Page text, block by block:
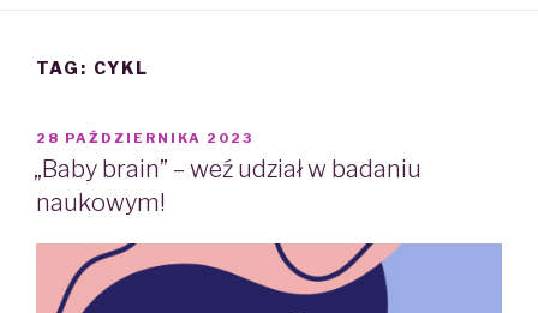
TAG: CYKL
POSTED
ON
28 PAŹDZIERNIKA 2023
„Baby brain” – weź udział w badaniu
naukowym!